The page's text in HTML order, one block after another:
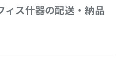
ス什器の配送・納品